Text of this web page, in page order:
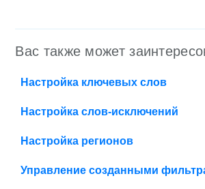
Вас также может
Настройка ключевых слов
Настройка слов-исключений
Настройка регионов
Управление созданными